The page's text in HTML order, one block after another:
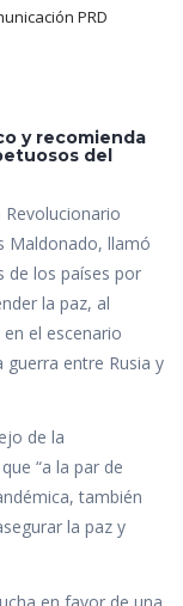
PRD
y recomienda
del
Revolucionario
Maldonado, llamó
de los países por
la paz, al
el escenario
entre Rusia y
de la
“a la par de
también
la paz y
en favor de una